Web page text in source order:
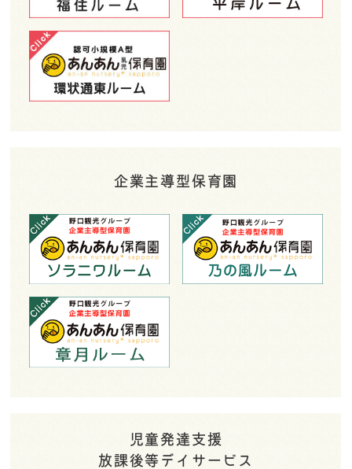
企業主導型保育園
児童発達支援
放課後等デイサービス